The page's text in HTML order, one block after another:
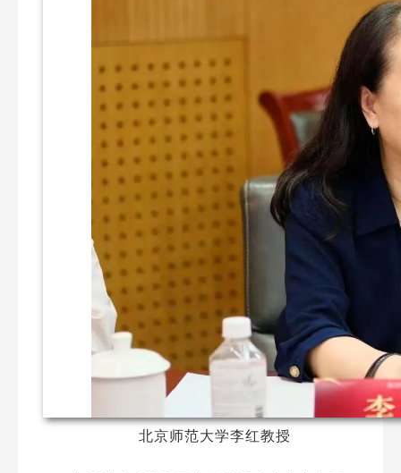
北京师范大学李红教授